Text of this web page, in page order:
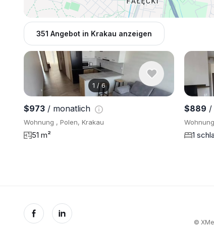
351 Angebot in Krakau anzeigen
1 /6
$973 / monatlich
Wohnung , Polen, Krakau
51 m²
$889 /
1
©